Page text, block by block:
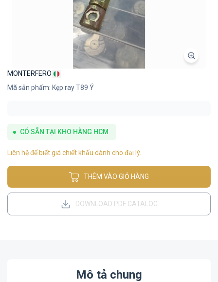
MONTERFERO
Mã sản phẩm: Kẹp ray T89 Ý
CÓ SẴN TẠI KHO HÀNG HCM
Liên hệ để biết giá chiết khấu dành cho đại lý.
THÊM VÀO GIỎ HÀNG
DOWNLOAD PDF CATALOG
Mô tả chung